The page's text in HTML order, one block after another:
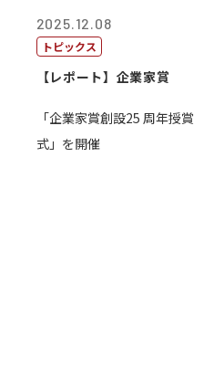
2025.12.08
トピックス
【レポート】企業家賞
「企業家賞創設25 周年授賞
式」を開催